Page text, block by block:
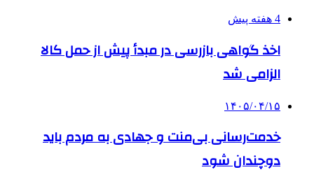
4 هفته پیش
اخذ گواهی بازرسی در مبدأ پیش از حمل کالا
الزامی شد
۱۴۰۵/۰۴/۱۵
خدمت‌رسانی بی‌منت و جهادی به مردم باید
دوچندان شود